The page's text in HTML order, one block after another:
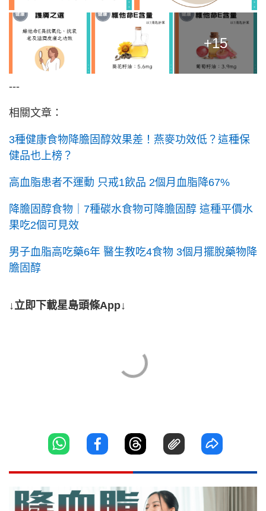
+15
---
相關文章：
3種健康食物降膽固醇效果差！燕麥功效低？這種保
健品也上榜？
高血脂患者不運動 只戒1飲品 2個月血脂降67%
降膽固醇食物｜7種碳水食物可降膽固醇 這種平價水
果吃2個可見效
男子血脂高吃藥6年 醫生教吃4食物 3個月擺脫藥物降
膽固醇
↓立即下載星島頭條App↓